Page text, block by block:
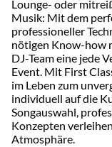
Lounge- oder
Musik: Mit dem
professioneller
nötigen Know-how
DJ-Team eine jede
Event. Mit First
im Leben zum
individuell auf die
Songauswahl,
Konzepten
Atmosphäre.